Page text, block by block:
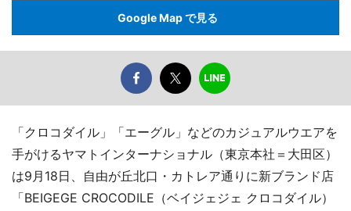
Google Map で見る
「クロコダイル」「エーグル」などのカジュアルウエアを
手がけるヤマトインターナショナル（東京本社＝大田区）
は9月18日、自由が丘北口・カトレア通りに新ブランド店
「BEIGEGE CROCODILE（ベイジェジェ クロコダイル）